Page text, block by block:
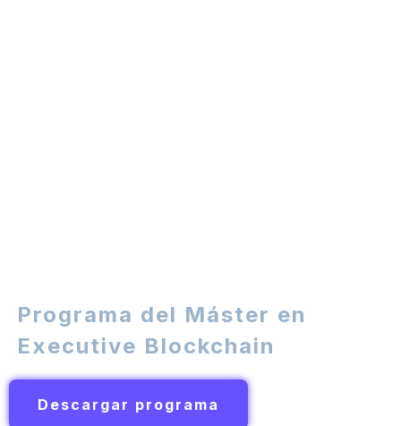
Programa del Máster en
Executive Blockchain
Descargar programa